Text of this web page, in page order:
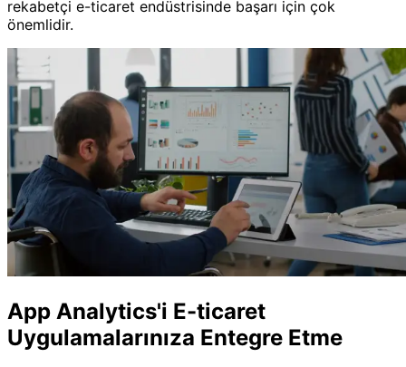
rekabetçi e-ticaret endüstrisinde başarı için çok
önemlidir.
App Analytics'i E-ticaret
Uygulamalarınıza Entegre Etme